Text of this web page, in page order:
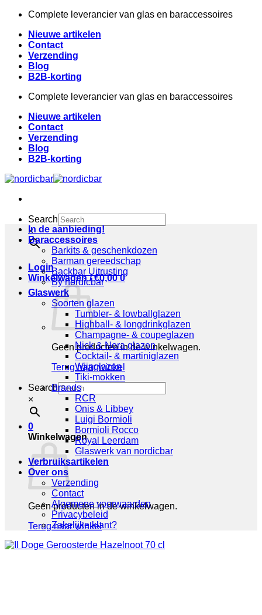
inhoud
Complete leverancier van glas en baraccessoires
Nieuwe artikelen
Contact
Verzending
Blog
B2B-korting
Complete leverancier van glas en baraccessoires
Nieuwe artikelen
Contact
Verzending
Blog
B2B-korting
Search
×
Login
Winkelwagen /€0,00 0
Geen producten in de winkelwagen.
Terug naar winkel
Search
×
0
Winkelwagen
Geen producten in de winkelwagen.
Terug naar winkel
In de aanbieding!
Baraccessoires
Barkits & geschenkdozen
Barman gereedschap
Backbar Uitrusting
By nordicbar
Glaswerk
Soorten glazen
Tumbler- & lowballglazen
Highball- & longdrinkglazen
Champagne- & coupeglazen
Nick & Nora glazen
Cocktail- & martiniglazen
Wijnglazen
Tiki-mokken
Brands
RCR
Onis & Libbey
Luigi Bormioli
Bormioli Rocco
Royal Leerdam
Glaswerk van nordicbar
Verbruiksartikelen
Over ons
Verzending
Contact
Algemene voorwaarden
Privacybeleid
Zakelijke klant?